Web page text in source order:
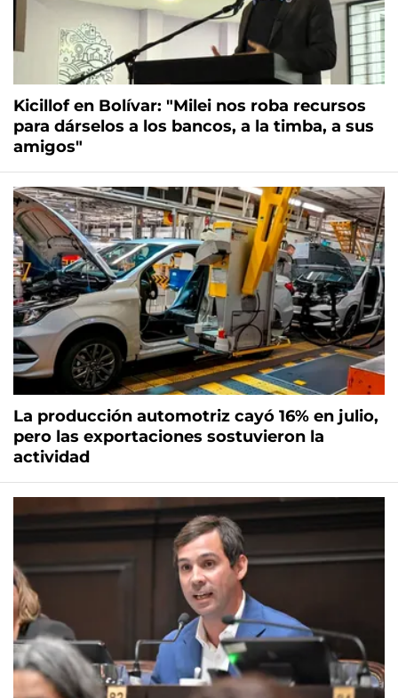
Kicillof en Bolívar: "Milei nos roba recursos
para dárselos a los bancos, a la timba, a sus
amigos"
La producción automotriz cayó 16% en julio,
pero las exportaciones sostuvieron la
actividad